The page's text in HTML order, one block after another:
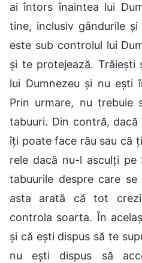
ai întors înaintea lui
tine, inclusiv gândurile
este sub controlul lui
și te protejează. Trăiești
lui Dumnezeu și nu ești
Prin urmare, nu trebuie
tabuuri. Din contră,
îți poate face rău sau că
rele dacă nu-l asculți pe
tabuurile despre care
asta arată că tot
controla soarta. În
și că ești dispus să te
nu ești dispus să